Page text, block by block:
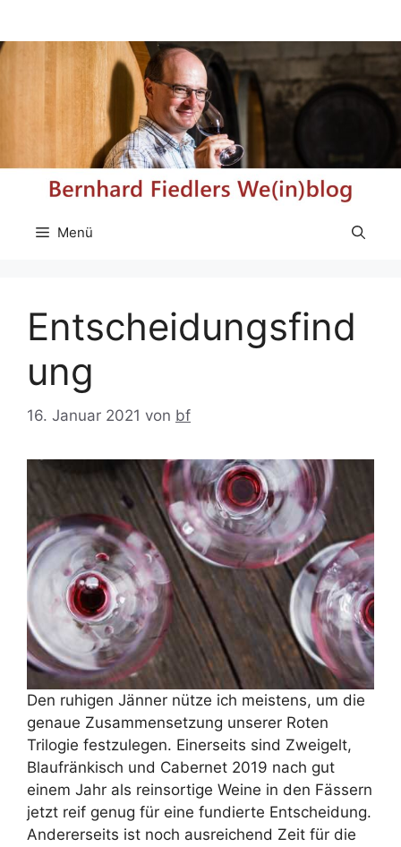
springen
Menü
Entscheidungsfind
ung
16. Januar 2021 von bf
Den ruhigen Jänner nütze ich meistens, um die
genaue Zusammensetzung unserer Roten
Trilogie festzulegen. Einerseits sind Zweigelt,
Blaufränkisch und Cabernet 2019 nach gut
einem Jahr als reinsortige Weine in den Fässern
jetzt reif genug für eine fundierte Entscheidung.
Andererseits ist noch ausreichend Zeit für die